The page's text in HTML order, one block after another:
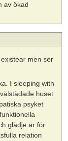
av ökad
men ser
I sleeping with
huset
psyket
glädje är för
relation